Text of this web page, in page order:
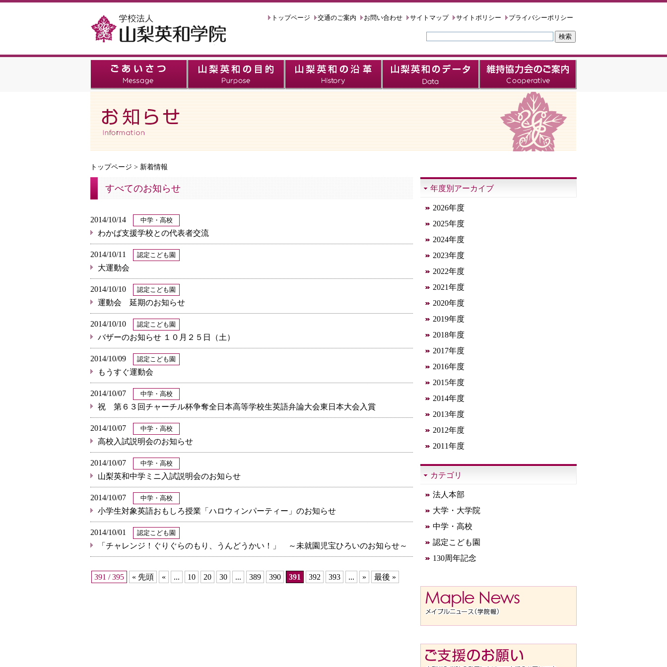
トップページ 交通のご案内 お問い合わせ サイトマップ サイトポリシー プライバシーポリシー
トップページ > 新着情報
すべてのお知らせ
2014/10/14 中学・高校
わかば支援学校との代表者交流
2014/10/11 認定こども園
大運動会
2014/10/10 認定こども園
運動会 延期のお知らせ
2014/10/10 認定こども園
バザーのお知らせ １０月２５日（土）
2014/10/09 認定こども園
もうすぐ運動会
2014/10/07 中学・高校
祝 第６３回チャーチル杯争奪全日本高等学校生英語弁論大会東日本大会入賞
2014/10/07 中学・高校
高校入試説明会のお知らせ
2014/10/07 中学・高校
山梨英和中学ミニ入試説明会のお知らせ
2014/10/07 中学・高校
小学生対象英語おもしろ授業「ハロウィンパーティー」のお知らせ
2014/10/01 認定こども園
「チャレンジ！ぐりぐらのもり、うんどうかい！」 ～未就園児宝ひろいのお知らせ～
391 / 395 « 先頭 « ... 10 20 30 ... 389 390 391 392 393 ... » 最後 »
年度別アーカイブ
2026年度
2025年度
2024年度
2023年度
2022年度
2021年度
2020年度
2019年度
2018年度
2017年度
2016年度
2015年度
2014年度
2013年度
2012年度
2011年度
カテゴリ
法人本部
大学・大学院
中学・高校
認定こども園
130周年記念